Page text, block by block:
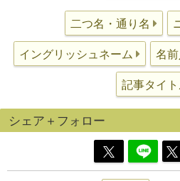
二つ名・通り名
イングリッシュネーム 名
記事タイ
シェア＋フォロー